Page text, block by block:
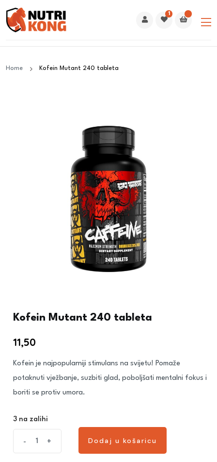
1
Home Kofein Mutant 240 tableta
Kofein Mutant 240 tableta
11,50
Kofein je najpopularniji stimulans na svijetu! Pomaže
potaknuti vježbanje, suzbiti glad, poboljšati mentalni fokus i
boriti se protiv umora.
3 na zalihi
- +
Dodaj u košaricu